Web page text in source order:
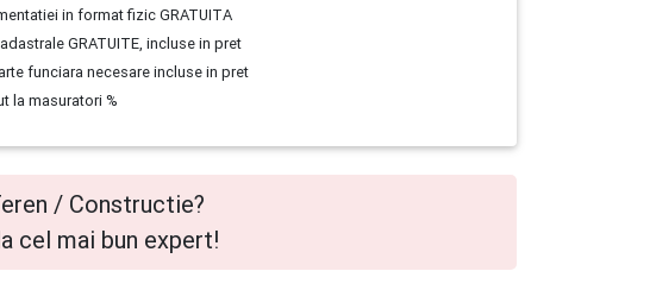
in format fizic GRATUITA
GRATUITE, incluse in pret
funciara necesare incluse in pret
la masuratori %
/ Constructie?
cel mai bun expert!